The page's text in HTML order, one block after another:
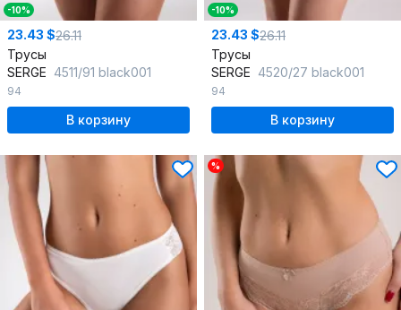
-10%
23.43 $26.11
Трусы
SERGE 4511/91 black001
94
В корзину
-10%
23.43 $26.11
Трусы
SERGE 4520/27 black001
94
В корзину
%